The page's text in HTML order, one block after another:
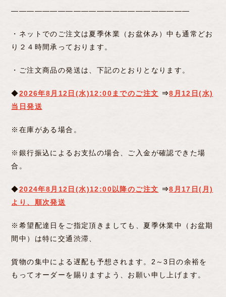
―――――――――――――――――――――――
・ネットでのご注文は夏季休業（お盆休み）中も通常どお
り２４時間承っております。
・ご注文商品の発送は、下記のとおりとなります。
◆2026年8月12日(水)12:00までのご注文 ⇒8月12日(水)
当日発送
※在庫がある場合。
※銀行振込によるお支払の場合、ご入金が確認できた場
合。
◆2024年8月12日(水)12:00以降のご注文 ⇒8月17 日(月)
より、順次発送
※希望配達日をご指定頂きましても、夏季休業中（お盆期
間中）は特に交通渋滞、
貨物の集中による遅配も予想されます。2～3日の余裕を
もってオーダーを賜りますよう、お願い申し上げます。